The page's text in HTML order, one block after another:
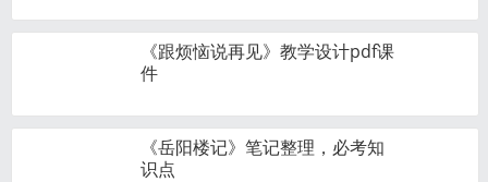
《跟烦恼说再见》教学设计pdf课
件
《岳阳楼记》笔记整理，必考知
识点